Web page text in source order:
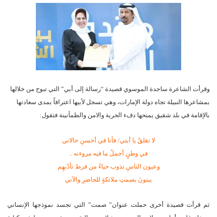
وقرأت الشاعرة ساجدة الموسوي قصيدة “رسالة إلى أبي” التي تبوح من خلالها
بمشاعرها النبيلة تجاه دولة الإمارات، وهي تسجل لأبيها اعترافاً بمدى سعادتها
بالإقامة في بلد شقيق يمنحها دفء الحرية والامن والطمأنينة فتقول:
لا تقلقْ يا أبتي/ فأنا في أحسنِ حالاتي
في وطنٍ أجملُ ما فيه مروءته ..
وعيون الناسِ تذوب حياءً من فرط تأدّبهِم
يبنونَ بصمتِ ملائكةٍ للحاضرِ والآتي
ثم قرأت قصيدة أخرى حملت عنوان” صمت” التي تجسد نموذجها الإنساني